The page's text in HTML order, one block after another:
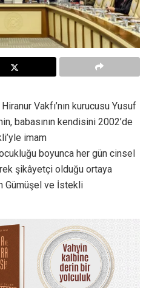
Vakfı’nın kurucusu Yusuf
babasının kendisini 2002’de
imam
boyunca her gün cinsel
şikâyetçi olduğu ortaya
Gümüşel ve İstekli